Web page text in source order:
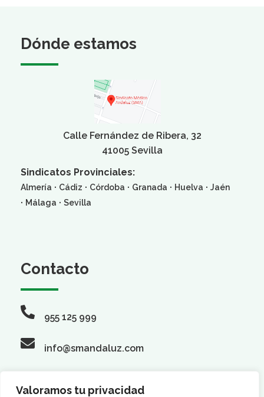
Valoramos tu privacidad
Dónde estamos
Calle Fernández de Ribera, 32
41005 Sevilla
Sindicatos Provinciales:
Almería · Cádiz · Córdoba · Granada · Huelva · Jaén
· Málaga · Sevilla
Contacto
955 125 999
info@smandaluz.com